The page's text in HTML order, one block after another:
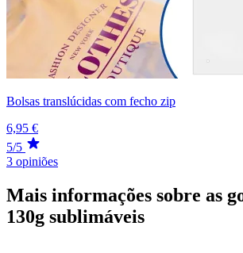
Bolsas translúcidas com fecho zip
6,95 €
5/5
3 opiniões
Mais informações sobre as
130g sublimáveis